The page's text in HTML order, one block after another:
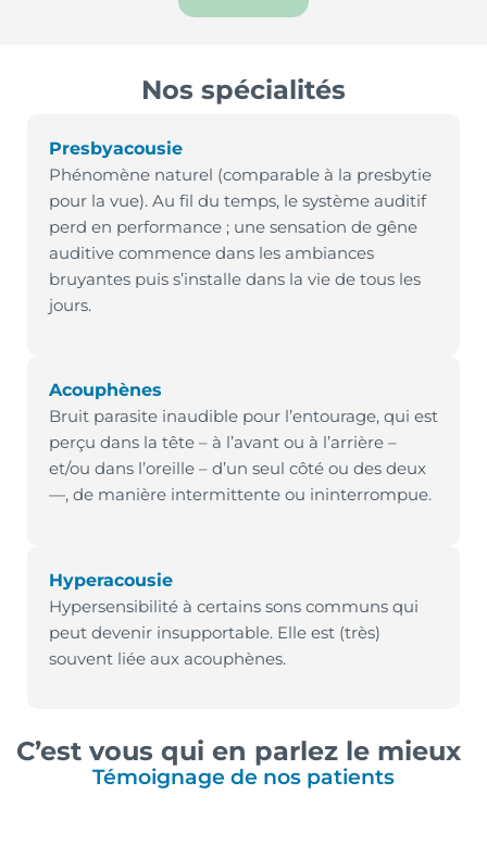
Nos spécialités
Presbyacousie
Phénomène naturel (comparable à la presbytie
pour la vue). Au fil du temps, le système auditif
perd en performance ; une sensation de gêne
auditive commence dans les ambiances
bruyantes puis s’installe dans la vie de tous les
jours.
Acouphènes
Bruit parasite inaudible pour l’entourage, qui est
perçu dans la tête – à l’avant ou à l’arrière –
et/ou dans l’oreille – d’un seul côté ou des deux
—, de manière intermittente ou ininterrompue.
Hyperacousie
Hypersensibilité à certains sons communs qui
peut devenir insupportable. Elle est (très)
souvent liée aux acouphènes.
C’est vous qui en parlez le mieux
Témoignage de nos patients